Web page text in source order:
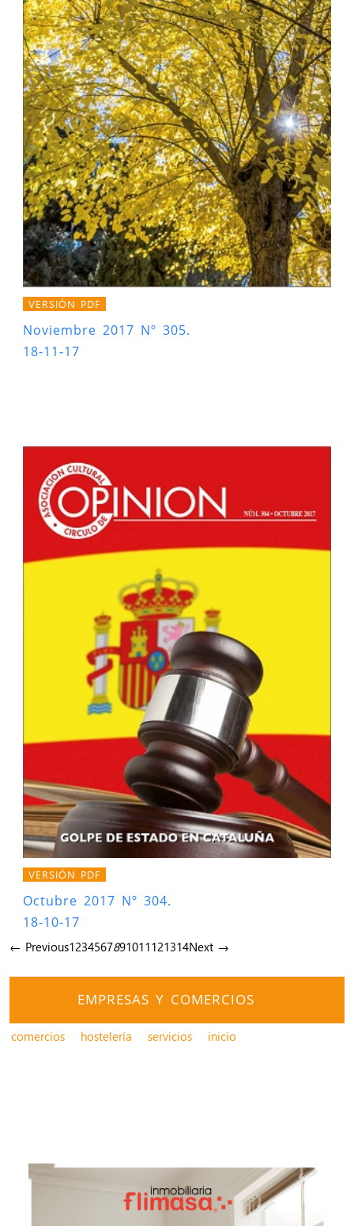
VERSIÓN PDF
Noviembre 2017 Nº 305.
18-11-17
VERSIÓN PDF
Octubre 2017 Nº 304.
18-10-17
← Previous1234567891011121314Next →
EMPRESAS Y COMERCIOS
comercios hostelería servicios inicio